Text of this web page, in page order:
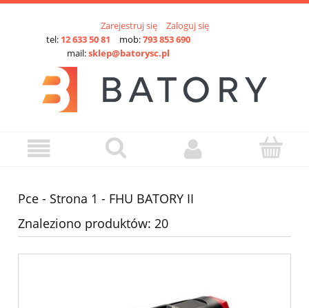
Zarejestruj się
Zaloguj się
tel: 12 633 50 81 mob:793 853 690
mail:sklep@batorysc.pl
Pce - Strona 1 - FHU BATORY II
Znaleziono produktów: 20